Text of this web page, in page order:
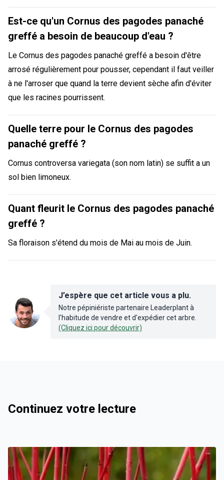
Est-ce qu'un Cornus des pagodes panaché
greffé a besoin de beaucoup d'eau ?
Le Cornus des pagodes panaché greffé a besoin d'être
arrosé régulièrement pour pousser, cependant il faut veiller
à ne l'arroser que quand la terre devient sèche afin d'éviter
que les racines pourrissent.
Quelle terre pour le Cornus des pagodes
panaché greffé ?
Cornus controversa variegata (son nom latin) se suffit a un
sol bien limoneux.
Quant fleurit le Cornus des pagodes panaché
greffé ?
Sa floraison s'étend du mois de Mai au mois de Juin.
J’espère que cet article vous a plu.
Notre pépiniériste partenaire Leaderplant à
l'habitude de vendre et d'expédier cet arbre.
(Cliquez ici pour découvrir)
Continuez votre lecture